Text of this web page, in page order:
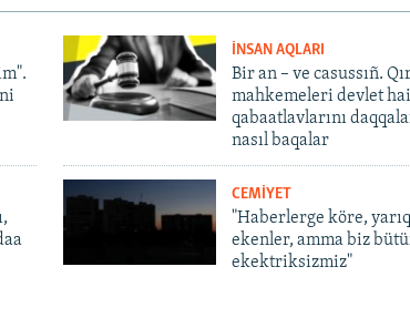
İNSAN AQLARI
Bir an – ve casussıñ.
mahkemeleri devlet
qabaatlavlarını
nasıl baqalar
CEMİYET
"Haberlerge köre,
ekenler, amma biz
ekektriksizmiz"